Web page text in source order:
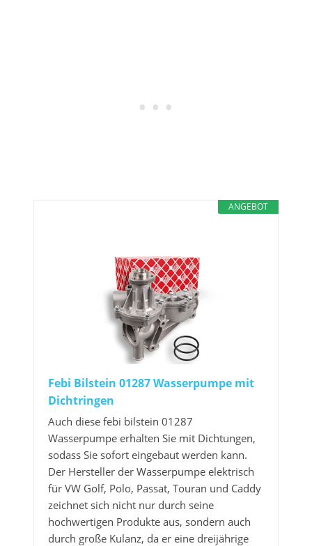
ANGEBOT
Febi Bilstein 01287 Wasserpumpe mit
Dichtringen
Auch diese febi bilstein 01287
Wasserpumpe erhalten Sie mit Dichtungen,
sodass Sie sofort eingebaut werden kann.
Der Hersteller der Wasserpumpe elektrisch
für VW Golf, Polo, Passat, Touran und Caddy
zeichnet sich nicht nur durch seine
hochwertigen Produkte aus, sondern auch
durch große Kulanz, da er eine dreijährige